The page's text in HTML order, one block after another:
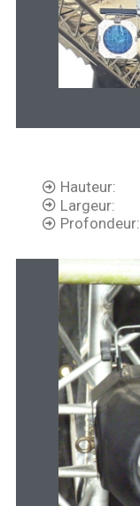
Hauteur:
Largeur:
Profondeur: